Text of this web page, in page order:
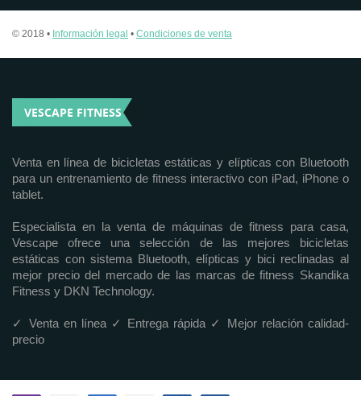
© 2018 • Información legal • Condiciones de venta
VESCAPE FITNESS
Venta en línea de bicicletas estáticas y elípticas con Bluetooth
para un entrenamiento de fitness interactivo con iPad, iPhone o
tablet.
Especialista en la venta de máquinas de fitness para casa,
Vescape ofrece una selección de las mejores bicicletas
estáticas con sistema Bluetooth, elípticas y bici reclinadas al
mejor precio del mercado de las marcas de fitness Skandika
Fitness y DKN Technology.
✓ Venta en línea ✓ Entrega rápida ✓ Mejor relación calidad-
precio